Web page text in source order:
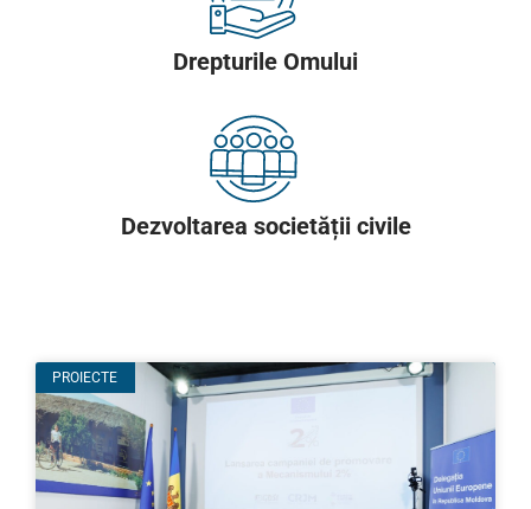
Drepturile Omului
Dezvoltarea societății civile
PROIECTE